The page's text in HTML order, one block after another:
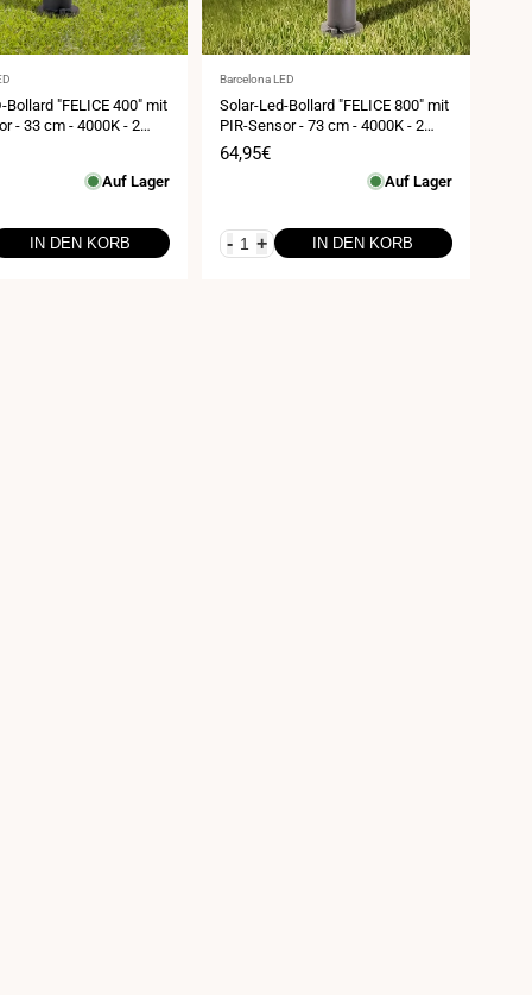
Bollard "FELICE 400" mit
- 33 cm - 4000K - 2
Auf Lager
IN DEN KORB
Anbieter:
Barcelona LED
Solar-Led-Bollard "FELICE 800" mit
PIR-Sensor - 73 cm - 4000K - 2
Betriebsmodi
Verkaufspreis
64,95€
Auf Lager
- + IN DEN KORB